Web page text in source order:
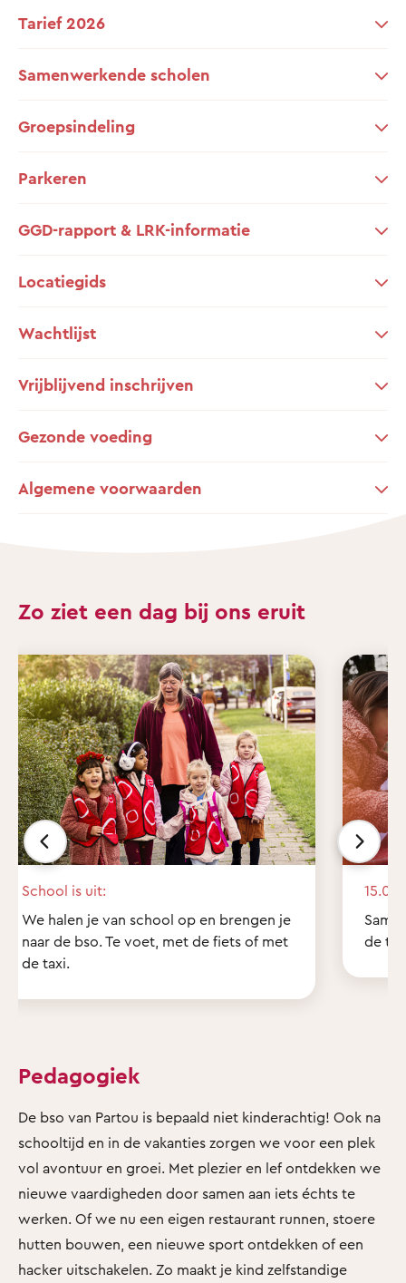
Tarief 2026
Samenwerkende scholen
Groepsindeling
Parkeren
GGD-rapport & LRK-informatie
Locatiegids
Wachtlijst
Vrijblijvend inschrijven
Gezonde voeding
Algemene voorwaarden
Zo ziet een dag bij ons eruit
School is uit:
We halen je van school op en brengen je
naar de bso. Te voet, met de fiets of met
de taxi.
15.00
de
Pedagogiek
De bso van Partou is bepaald niet kinderachtig! Ook na
schooltijd en in de vakanties zorgen we voor een plek
vol avontuur en groei. Met plezier en lef ontdekken we
nieuwe vaardigheden door samen aan iets échts te
werken. Of we nu een eigen restaurant runnen, stoere
hutten bouwen, een nieuwe sport ontdekken of een
hacker uitschakelen. Zo maakt je kind zelfstandige